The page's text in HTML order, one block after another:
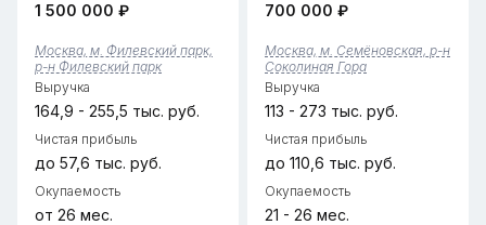
помещения — 25 м²,
функциональное
пространство с зоной
выдачи и складом.• Пункт
работает с 2025 года,
финансовая...
1 500 000 ₽
Москва, м. Филевский парк,
р-н Филевский парк
Выручка
164,9 - 255,5 тыс. руб.
Чистая прибыль
до 57,6 тыс. руб.
Окупаемость
от 26 мес.
на Соколиной Горе с
помещения 127 квадратных
метров, расположен на
минус первом этаже, аренда
составляет...
700 000 ₽
Москва, м. Семёновская, р-н
Соколиная Гора
Выручка
113 - 273 тыс. руб.
Чистая прибыль
до 110,6 тыс. руб.
Окупаемость
21 - 26 мес.